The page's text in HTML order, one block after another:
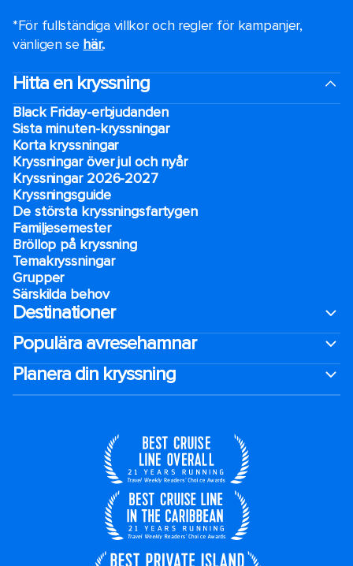
*För fullständiga villkor och regler för kampanjer,
vänligen se här..
Hitta en kryssning
Black Friday-erbjudanden
Sista minuten-kryssningar
Korta kryssningar
Kryssningar över jul och nyår
Kryssningar 2026-2027
Kryssningsguide
De största kryssningsfartygen
Familjesemester
Bröllop på kryssning
Temakryssningar
Grupper
Särskilda behov
Destinationer
Populära avresehamnar
Planera din kryssning